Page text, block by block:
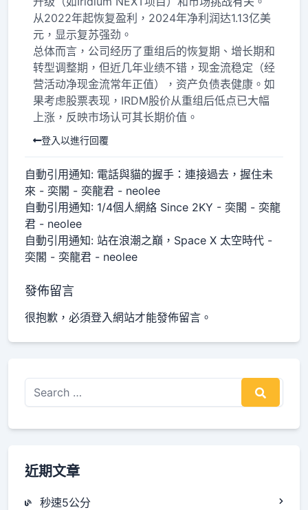
从2022年起恢复盈利，2024年净利润达1.13亿美
元，显示复苏强劲。
总体而言，公司经历了重组后的恢复期、增长期和
转型调整期，但近几年业绩不错，现金流稳定（经
营活动净现金流常年正值），资产负债表健康。如
果考虑股票表现，IRDM股价从重组后低点已大幅
上涨，反映市场认可其长期价值。
登入以進行回覆
自動引用通知: 電話與貓的握手：連接過去，握住未
來 - 奕閣 - 奕龍君 - neolee
自動引用通知: 1/4個人網絡 Since 2KY - 奕閣 - 奕龍
君 - neolee
自動引用通知: 站在浪潮之巔，Space X 太空時代 -
奕閣 - 奕龍君 - neolee
發佈留言
很抱歉，必須登入網站才能發佈留言。
Search
for:
近期文章
秒速5公分